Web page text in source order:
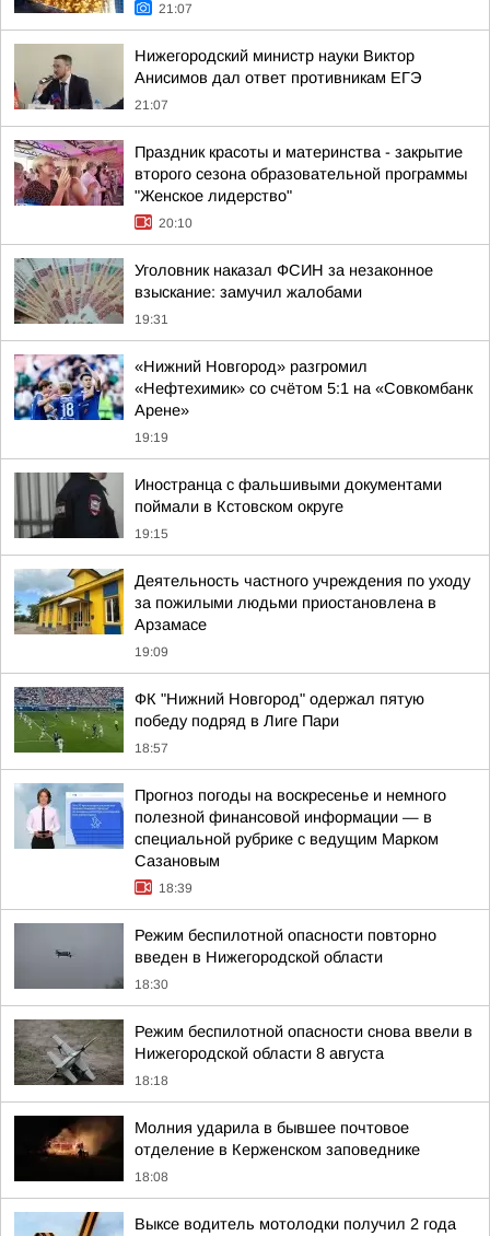
21:07
Нижегородский министр науки Виктор
Анисимов дал ответ противникам ЕГЭ
21:07
Праздник красоты и материнства - закрытие
второго сезона образовательной программы
"Женское лидерство"
20:10
Уголовник наказал ФСИН за незаконное
взыскание: замучил жалобами
19:31
«Нижний Новгород» разгромил
«Нефтехимик» со счётом 5:1 на «Совкомбанк
Арене»
19:19
Иностранца с фальшивыми документами
поймали в Кстовском округе
19:15
Деятельность частного учреждения по уходу
за пожилыми людьми приостановлена в
Арзамасе
19:09
ФК "Нижний Новгород" одержал пятую
победу подряд в Лиге Пари
18:57
Прогноз погоды на воскресенье и немного
полезной финансовой информации — в
специальной рубрике с ведущим Марком
Сазановым
18:39
Режим беспилотной опасности повторно
введен в Нижегородской области
18:30
Режим беспилотной опасности снова ввели в
Нижегородской области 8 августа
18:18
Молния ударила в бывшее почтовое
отделение в Керженском заповеднике
18:08
Выксе водитель мотолодки получил 2 года